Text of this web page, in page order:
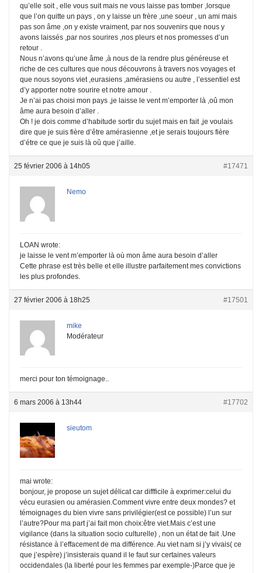
qu’elle soit , elle vous suit mais ne vous laisse pas tomber ,lorsque
que l’on quitte un pays , on y laisse un frère ,une soeur , un ami mais
pas son âme ,on y existe vraiment, par nos souvenirs que nous y
avons laissés ,par nos sourires ,nos pleurs et nos promesses d’un
retour .
Nous n’avons qu’une âme ,à nous de la rendre plus généreuse et
riche de ces cultures que nous découvrons à travers nos voyages et
que nous soyons viet ,eurasiens ,amérasiens ou autre , l’essentiel est
d’y apporter notre sourire et notre amour .
Je n’ai pas choisi mon pays ,je laisse le vent m’emporter là ,oû mon
âme aura besoin d’aller .
Oh ! je dois comme d’habitude sortir du sujet mais en fait ,je voulais
dire que je suis fière d’être amérasienne ,et je serais toujours fière
d’étre ce que je suis là oû que j’aille.
25 février 2006 à 14h05 #17471
Nemo
LOAN wrote:
je laisse le vent m’emporter là où mon âme aura besoin d’aller
Cette phrase est très belle et elle illustre parfaitement mes convictions
les plus profondes.
27 février 2006 à 18h25 #17501
mike
Modérateur
merci pour ton témoignage..
6 mars 2006 à 13h44 #17702
sieutom
mai wrote:
bonjour, je propose un sujet délicat car diffficile à exprimer:celui du
vécu eurasien ou amérasien.Comment vivre entre deux mondes? et
témoignages du bien vivre sans privilégier(est ce possible) l’un sur
l’autre?Pour ma part j’ai fait mon choix:être viet.Mais c’est une
vigilance (dans la situation socio culturelle) , non un état de fait .Une
résistance à l’effacement de ma différence. Au viet nam si j’y vivais( ce
que j’espère) j’insisterais quand il le faut sur certaines valeurs
occidendales (la liberté pour les femmes par exemple-)Parce que je